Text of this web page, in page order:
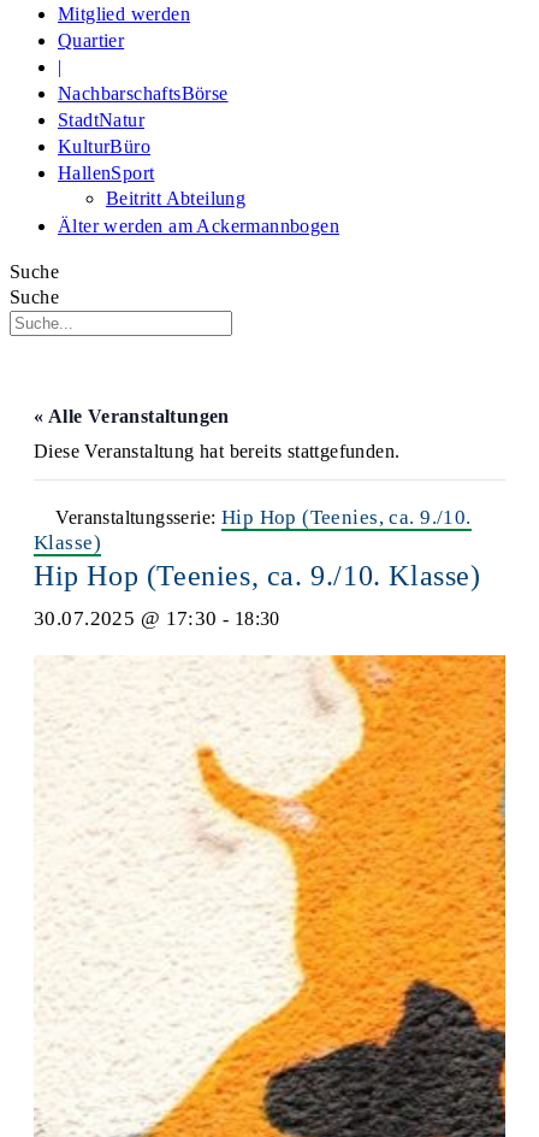
Mitglied werden
Quartier
|
NachbarschaftsBörse
StadtNatur
KulturBüro
HallenSport
Beitritt Abteilung
Älter werden am Ackermannbogen
Suche
Suche
« Alle Veranstaltungen
Diese Veranstaltung hat bereits stattgefunden.
Veranstaltungsserie: Hip Hop (Teenies, ca. 9./10.
Klasse)
Hip Hop (Teenies, ca. 9./10. Klasse)
30.07.2025 @ 17:30 - 18:30